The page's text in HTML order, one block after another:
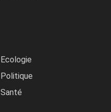
Ecologie
Politique
Santé